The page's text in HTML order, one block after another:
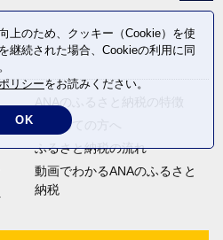
ANAのふるさと納税の特徴
はじめての方へ
ふるさと納税の流れ
動画でわかるANAのふるさと
納税
上のため、クッキー（Cookie）を使
継続された場合、Cookieの利用に同
リシーをお読みください。
OK